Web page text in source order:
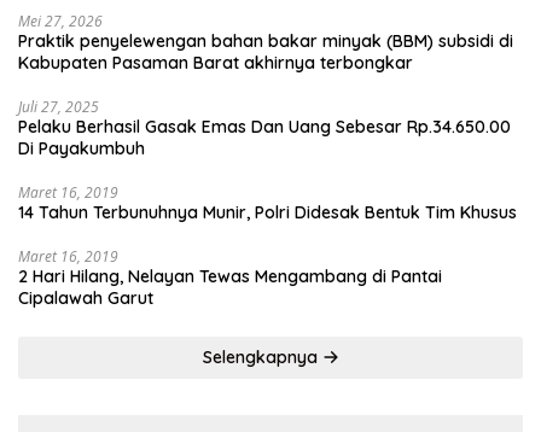
Mei 27, 2026
Praktik penyelewengan bahan bakar minyak (BBM) subsidi di
Kabupaten Pasaman Barat akhirnya terbongkar
Juli 27, 2025
Pelaku Berhasil Gasak Emas Dan Uang Sebesar Rp.34.650.00
Di Payakumbuh
Maret 16, 2019
14 Tahun Terbunuhnya Munir, Polri Didesak Bentuk Tim Khusus
Maret 16, 2019
2 Hari Hilang, Nelayan Tewas Mengambang di Pantai
Cipalawah Garut
Selengkapnya